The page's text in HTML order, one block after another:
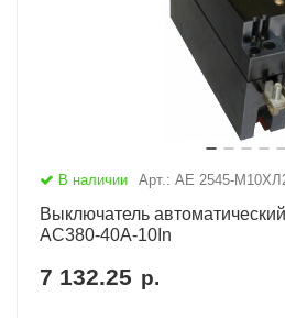
В наличии Арт.: АЕ 2545-
Выключатель
AC380-40А-10In
7 132.25 р.